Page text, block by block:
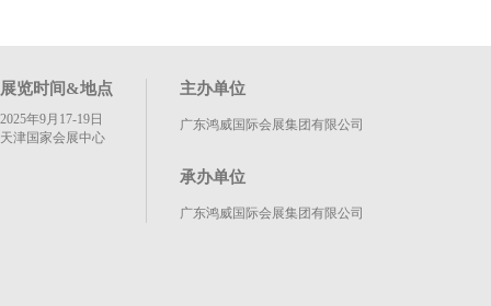
展览时间&地点
2025年9月17-19日
天津国家会展中心
主办单位
广东鸿威国际会展集团有限公司
承办单位
广东鸿威国际会展集团有限公司